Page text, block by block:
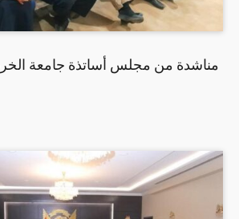
مناشدة من مجلس أساتذة جامعة